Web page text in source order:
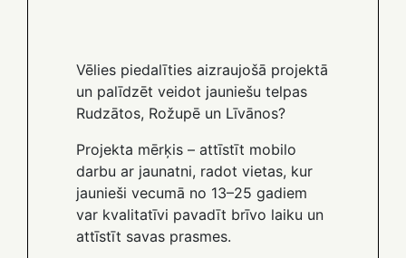
Vēlies piedalīties aizraujošā projektā
un palīdzēt veidot jauniešu telpas
Rudzātos, Rožupē un Līvānos?
Projekta mērķis – attīstīt mobilo
darbu ar jaunatni, radot vietas, kur
jaunieši vecumā no 13–25 gadiem
var kvalitatīvi pavadīt brīvo laiku un
attīstīt savas prasmes.